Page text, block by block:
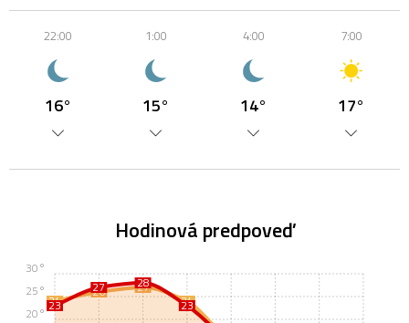
22:00
16°
1:00
15°
4:00
14°
7:00
17°
Hodinová predpoveď
24
26 27
24
23
27
28
23
20°
25°
30°